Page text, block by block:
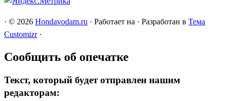
· © 2026 Hondavodam.ru · Работает на · Разработан в Тема
Customizr ·
Сообщить об опечатке
Текст, который будет отправлен нашим
редакторам: